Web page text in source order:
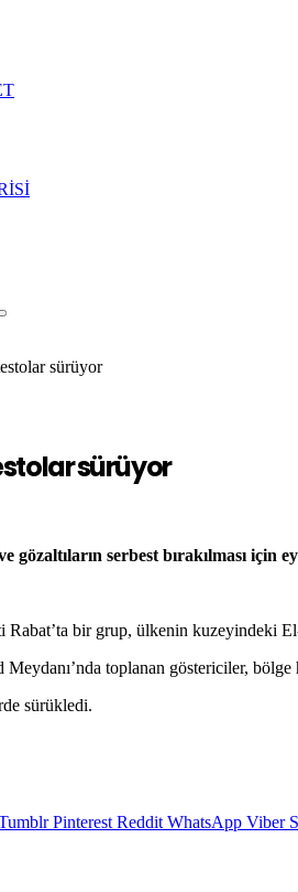
sürüyor
sürüyor
serbest bırakılması için
Rabat’ta bir grup, ülkenin kuzeyindeki
toplanan göstericiler,
sürükledi.
Pinterest Reddit WhatsApp Viber